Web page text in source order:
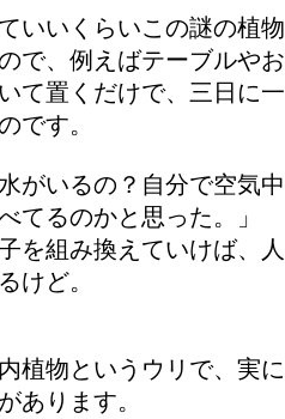
いいくらいこの謎の植
で、例えばテーブルや
て置くだけで、三日に
です。
がいるの？自分で空気
てるのかと思った。」
を組み換えていけば、
けど。
植物というウリで、実
あります。